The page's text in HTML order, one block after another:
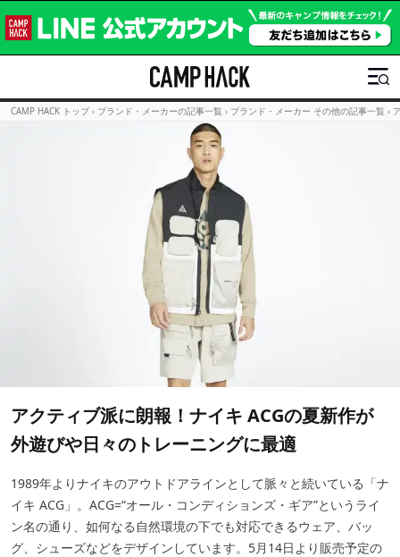
CAMP HACK トップ › ブランド・メーカーの記事一覧 › ブランド・メーカー その他の記事一覧 ›
アクティブ派に朗報！ナイキ ACGの夏新作が
外遊びや日々のトレーニングに最適
1989年よりナイキのアウトドアラインとして脈々と続いている「ナ
イキ ACG」。ACG=“オール・コンディションズ・ギア”というライ
ン名の通り、如何なる自然環境の下でも対応できるウェア、バッ
グ、シューズなどをデザインしています。5月14日より販売予定の